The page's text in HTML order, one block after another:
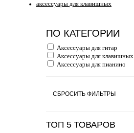
аксессуары для клавишных
ПО КАТЕГОРИИ
Аксессуары для гитар
Аксессуары для клавишных
Аксессуары для пианино
СБРОСИТЬ ФИЛЬТРЫ
ТОП 5 ТОВАРОВ